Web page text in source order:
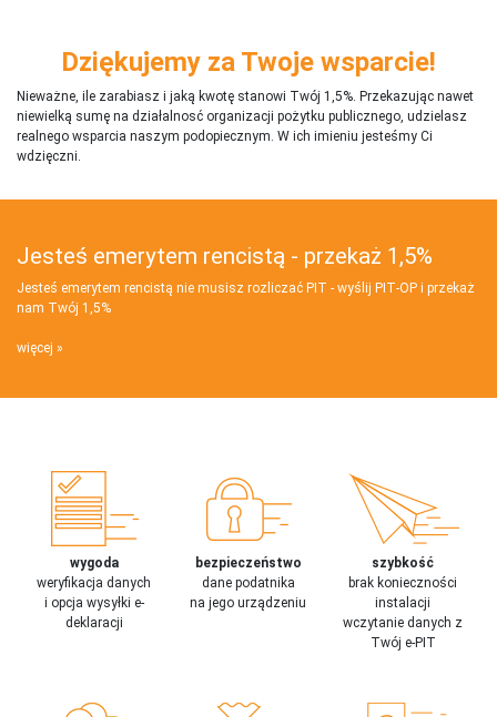
Dziękujemy za Twoje wsparcie!
Nieważne, ile zarabiasz i jaką kwotę stanowi Twój 1,5%. Przekazując nawet
niewielką sumę na działalnosć organizacji pożytku publicznego, udzielasz
realnego wsparcia naszym podopiecznym. W ich imieniu jesteśmy Ci
wdzięczni.
Jesteś emerytem rencistą - przekaż 1,5%
Jesteś emerytem rencistą nie musisz rozliczać PIT - wyślij PIT‑OP i przekaż
nam Twój 1,5%
więcej
wygoda
weryfikacja danych
i opcja wysyłki e-
deklaracji
bezpieczeństwo
dane podatnika
na jego urządzeniu
szybkość
brak konieczności
instalacji
wczytanie danych z
Twój e-PIT